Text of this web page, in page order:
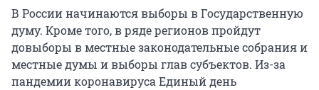
В России начинаются выборы в Государственную
думу. Кроме того, в ряде регионов пройдут
довыборы в местные законодательные собрания и
местные думы и выборы глав субъектов. Из-за
пандемии коронавируса Единый день